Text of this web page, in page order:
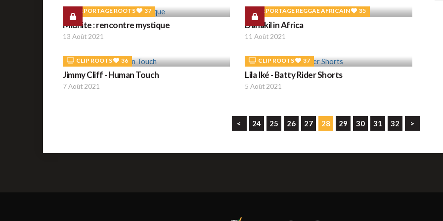
REPORTAGE ROOTS 37
Midnite : rencontre mystique
13 Août 2021
REPORTAGE REGGAE AFRICAIN 35
Danakil in Africa
11 Août 2021
CLIP ROOTS 36
Jimmy Cliff - Human Touch
7 Août 2021
CLIP ROOTS 37
Lila Iké - Batty Rider Shorts
5 Août 2021
< 24 25 26 27 28 29 30 31 32 >